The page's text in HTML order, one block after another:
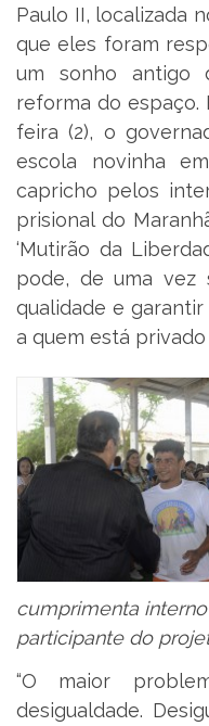
Paulo II, localizada
que eles foram
um sonho antigo
reforma do espaço.
feira (2), o
escola novinha
capricho pelos
prisional do
‘Mutirão da
pode, de uma vez
qualidade e
a quem está
cumprimenta
participante do
“O maior
desigualdade.